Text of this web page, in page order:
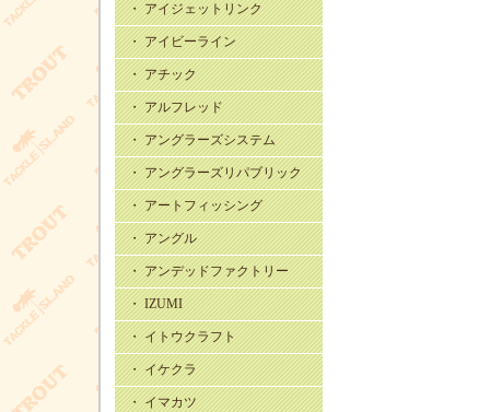
・ アイジェットリンク
・ アイビーライン
・ アチック
・ アルフレッド
・ アングラーズシステム
・ アングラーズリパブリック
・ アートフィッシング
・ アングル
・ アンデッドファクトリー
・ IZUMI
・ イトウクラフト
・ イケクラ
・ イマカツ